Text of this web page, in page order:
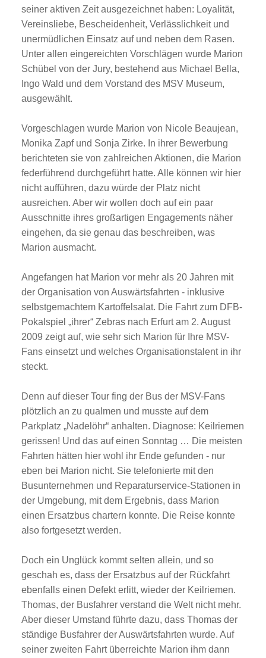
seiner aktiven Zeit ausgezeichnet haben: Loyalität,
Vereinsliebe, Bescheidenheit, Verlässlichkeit und
unermüdlichen Einsatz auf und neben dem Rasen.
Unter allen eingereichten Vorschlägen wurde Marion
Schübel von der Jury, bestehend aus Michael Bella,
Ingo Wald und dem Vorstand des MSV Museum,
ausgewählt.
Vorgeschlagen wurde Marion von Nicole Beaujean,
Monika Zapf und Sonja Zirke. In ihrer Bewerbung
berichteten sie von zahlreichen Aktionen, die Marion
federführend durchgeführt hatte. Alle können wir hier
nicht aufführen, dazu würde der Platz nicht
ausreichen. Aber wir wollen doch auf ein paar
Ausschnitte ihres großartigen Engagements näher
eingehen, da sie genau das beschreiben, was
Marion ausmacht.
Angefangen hat Marion vor mehr als 20 Jahren mit
der Organisation von Auswärtsfahrten - inklusive
selbstgemachtem Kartoffelsalat. Die Fahrt zum DFB-
Pokalspiel „ihrer“ Zebras nach Erfurt am 2. August
2009 zeigt auf, wie sehr sich Marion für Ihre MSV-
Fans einsetzt und welches Organisationstalent in ihr
steckt.
Denn auf dieser Tour fing der Bus der MSV-Fans
plötzlich an zu qualmen und musste auf dem
Parkplatz „Nadelöhr“ anhalten. Diagnose: Keilriemen
gerissen! Und das auf einen Sonntag … Die meisten
Fahrten hätten hier wohl ihr Ende gefunden - nur
eben bei Marion nicht. Sie telefonierte mit den
Busunternehmen und Reparaturservice-Stationen in
der Umgebung, mit dem Ergebnis, dass Marion
einen Ersatzbus chartern konnte. Die Reise konnte
also fortgesetzt werden.
Doch ein Unglück kommt selten allein, und so
geschah es, dass der Ersatzbus auf der Rückfahrt
ebenfalls einen Defekt erlitt, wieder der Keilriemen.
Thomas, der Busfahrer verstand die Welt nicht mehr.
Aber dieser Umstand führte dazu, dass Thomas der
ständige Busfahrer der Auswärtsfahrten wurde. Auf
seiner zweiten Fahrt überreichte Marion ihm dann